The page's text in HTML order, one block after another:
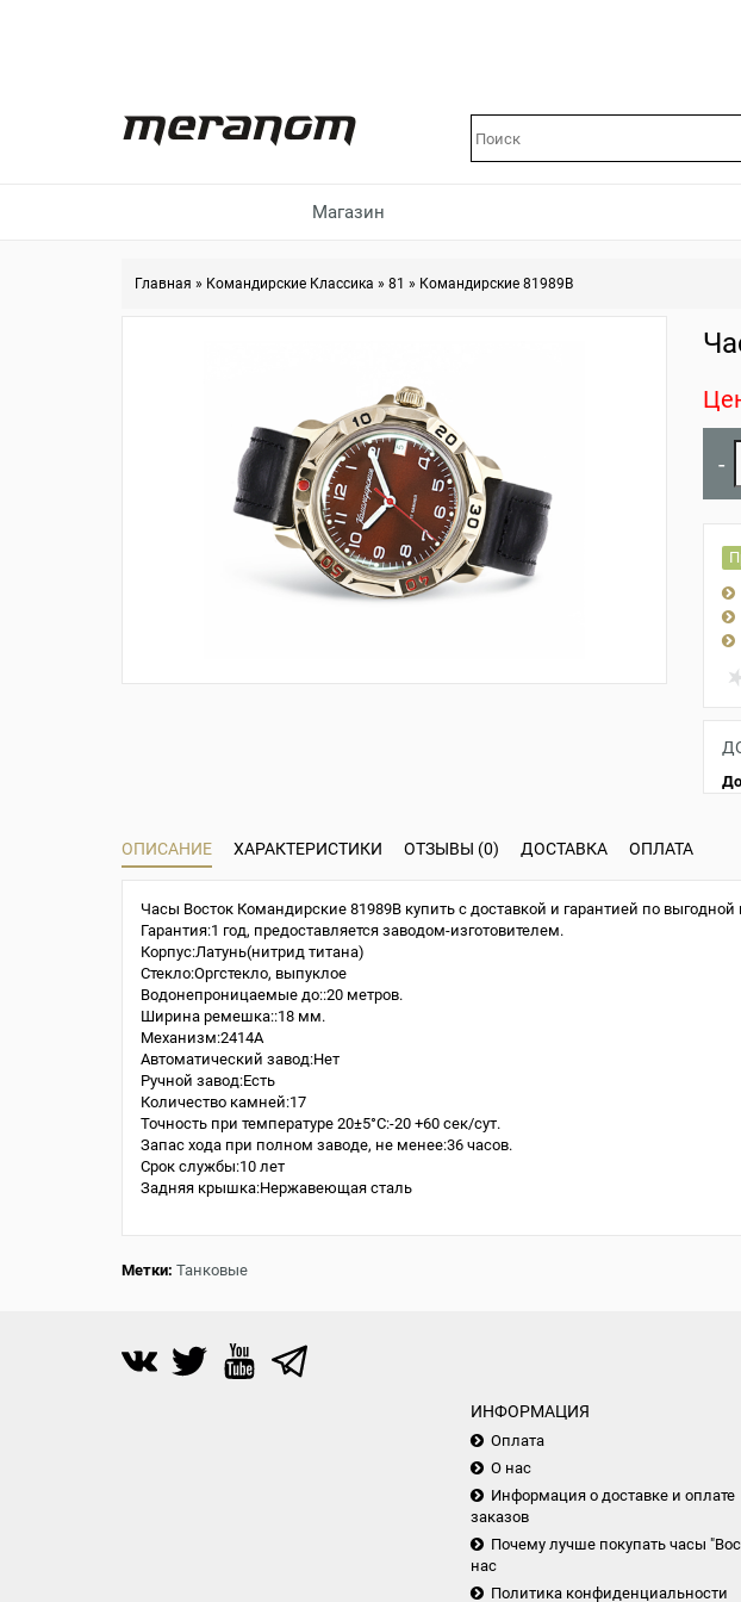
Магазин
Главная » Командирские Классика » 81 » Командирские 81989B
ОПИСАНИЕ ХАРАКТЕРИСТИКИ ОТЗЫВЫ (0) ДОСТАВКА ОПЛАТА
Часы Восток Командирские 81989B купить с доставкой и гарантией по выгодной
Гарантия:1 год, предоставляется заводом-изготовителем.
Корпус:Латунь(нитрид титана)
Стекло:Оргстекло, выпуклое
Водонепроницаемые до::20 метров.
Ширина ремешка::18 мм.
Механизм:2414A
Автоматический завод:Нет
Ручной завод:Есть
Количество камней:17
Точность при температуре 20±5°С:-20 +60 сек/сут.
Запас хода при полном заводе, не менее:36 часов.
Срок службы:10 лет
Задняя крышка:Нержавеющая сталь
Метки: Танковые
ИНФОРМАЦИЯ
Оплата
О нас
Информация о доставке и оплате
заказов
Почему лучше покупать часы
нас
Политика конфиденциальности